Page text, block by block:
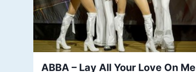
ABBA – Lay All Your Love On Me